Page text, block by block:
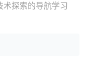
探索的导航学习